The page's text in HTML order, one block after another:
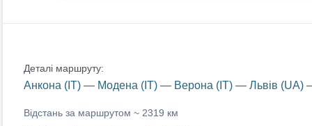
Деталі маршруту:
Анкона (IT) — Модена (IT) — Верона (IT) — Львів (UA)
Відстань за маршрутом ~ 2319 км